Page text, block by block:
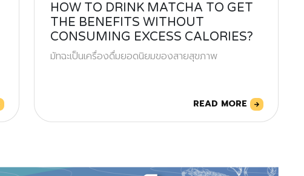
HOW TO DRINK MATCHA TO GET
THE BENEFITS WITHOUT
CONSUMING EXCESS CALORIES?
มัทฉะเป็นเครื่องดื่มยอดนิยมของสายสุขภาพ
READ MORE